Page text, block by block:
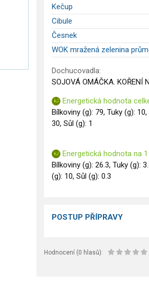
Kečup
Cibule
Česnek
WOK mražená zelenina
Dochucovadla:
SOJOVÁ OMÁČKA. KOŘENÍ
Energetická hodnota
Bílkoviny (g): 79, Tuky (g):
30, Sůl (g): 1
Energetická hodnota na
Bílkoviny (g): 26.3, Tuky (g):
(g): 10, Sůl (g): 0.3
POSTUP PŘÍPRAVY
Hodnocení (0 hlasů):